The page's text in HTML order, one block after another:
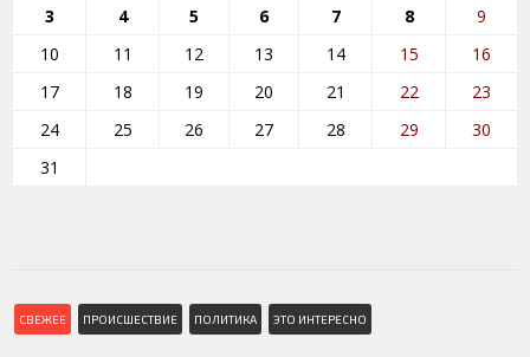
3
4 5 6 7 8
9
10
11 12 13 14 15
16
17
18 19 20 21 22
23
24
25 26 27 28 29
30
31
СВЕЖЕЕ ПРОИСШЕСТВИЕ ПОЛИТИКА ЭТО ИНТЕРЕСНО